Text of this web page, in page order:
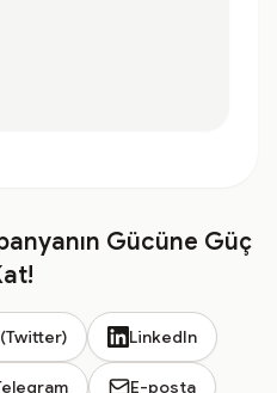
Gücüne Güç
LinkedIn
E-posta